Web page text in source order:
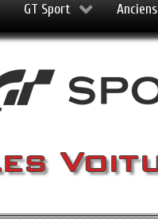
GT Sport Anciens